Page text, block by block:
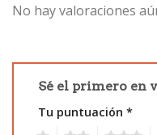
No hay valoraciones
Sé el primero en
Tu puntuación *